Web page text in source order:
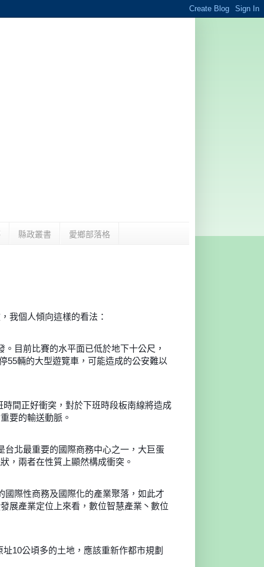
縣政叢書 愛鄉部落格
我個人傾向這樣的看法：
目前比賽的水平面已低於地下十公尺，
55輛的大型遊覽車，可能造成的公安難以
時間正好衝突，對於下班時段板南線將造成
要的輸送動脈。
北最重要的國際商務中心之一，大巨蛋
，兩者在性質上顯然構成衝突。
際性商務及國際化的產業聚落，如此才
展產業定位上來看，數位智慧產業丶數位
10公頃多的土地，應該重新作都市規劃